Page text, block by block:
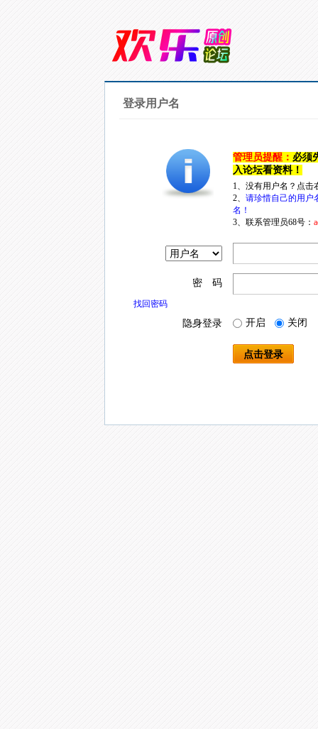
登录用户名
管理员提醒： 必须
入论坛看资料！
1、没有用户名？点
2、 请珍惜自己的用户
名！
3、联系管理员68号：
密 码
找回密码
隐身登录 开启 关闭
点击登录